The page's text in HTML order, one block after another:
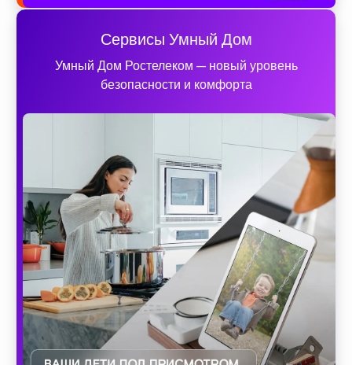
Сервисы Умный Дом
Умный Дом Ростелеком — новый уровень
безопасности и комфорта